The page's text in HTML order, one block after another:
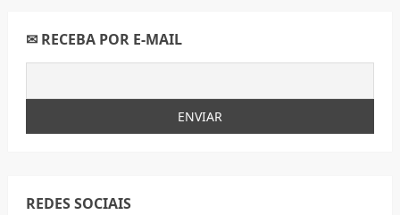
✉ RECEBA POR E-MAIL
REDES SOCIAIS